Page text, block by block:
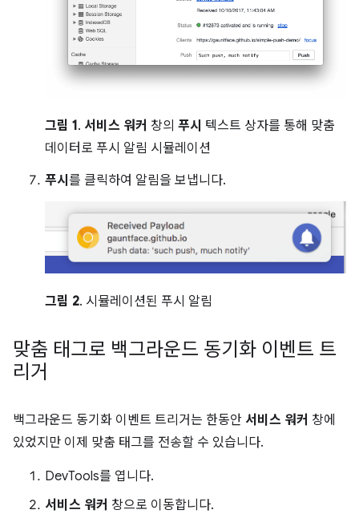
그림 1. 서비스 워커 창의 푸시 텍스트 상자를 통해 맞춤
데이터로 푸시 알림 시뮬레이션
푸시 를 클릭하여 알림을 보냅니다.
그림 2. 시뮬레이션된 푸시 알림
맞춤 태그로 백그라운드 동기화 이벤트 트
리거
백그라운드 동기화 이벤트 트리거는 한동안 서비스 워커 창에
있었지만 이제 맞춤 태그를 전송할 수 있습니다.
DevTools를 엽니다.
서비스 워커 창으로 이동합니다.